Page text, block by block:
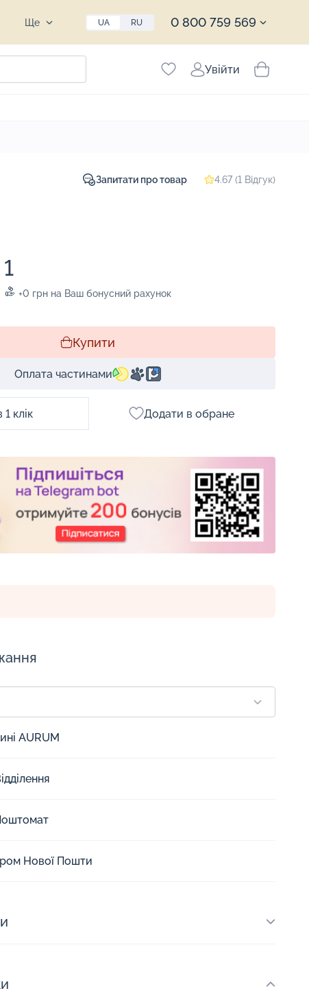
Ще UA RU 0 800 759 569
Увійти
Запитати про товар 4.67 (1 Відгук)
1
+0 грн на Ваш бонусний рахунок
Купити
Оплата частинами
клік Додати в обране
AURUM
Нової Пошти